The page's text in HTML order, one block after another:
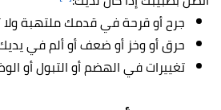
جرح أو قرحة في قدمك ملتهبة ولا
حرق أو وخز أو ضعف أو ألم في
تغييرات في الهضم أو التبول أو